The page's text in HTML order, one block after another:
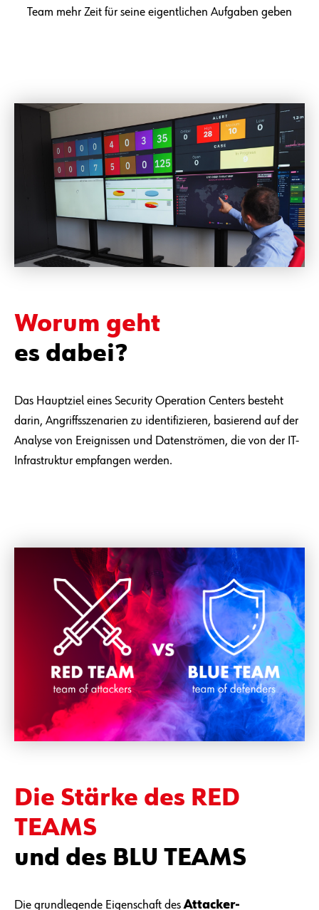
Team mehr Zeit für seine eigentlichen Aufgaben geben
Worum geht
es dabei?
Das Hauptziel eines Security Operation Centers besteht
darin, Angriffsszenarien zu identifizieren, basierend auf der
Analyse von Ereignissen und Datenströmen, die von der IT-
Infrastruktur empfangen werden.
Die Stärke des RED
TEAMS
und des BLU TEAMS
Die grundlegende Eigenschaft desAttacker-